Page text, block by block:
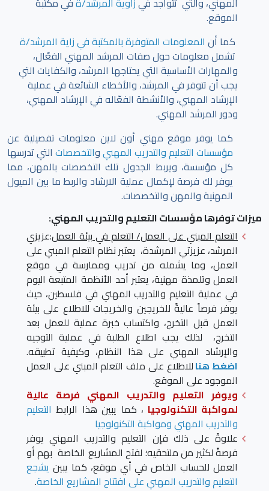
الموقع.
كما أن المعلومات المتوفرة بالمكتبة في زاية المرشد/ة
تشمل معلومات حول صفات المرشد المهني الفعّال،
والمهارات الأساسية التي يحتاجها المرشد، والكفايات التي
يجب أن تتوفر في المرشد، والأخطاء الشائعة في عملية
الإرشاد المهني، والأنشطة الفعّاله في الإرشاد المهني،
ودور المرشد المهني.
كما يوفر موقع مهني أون لاين معلومات تفصيلية عن
مؤسسات التعليم والتدريب المهنيوالتخصصات التي تدرسها
كل مؤسسة، ويربط الجدول تلك التخصصات بالمهن، مما
يوفر لك فرصة لإكمال عملية الارشاد والربط ما بين الميول
المهنية والمهن والتخصصات.
ميزات توفرها مؤسسات التعليم والتدريب المهني:
التعلم المبني على العمل/ التعلم في بيئة العمل:عزيزي
المرشد، عزيزتي المرشدة، يعتبر نظام التعلم المبني على
العمل، وما يشمله من تدريب وممارسة في موقع
العمل وتلمذة مهنية، يعتبر أحد الأنظمة المتبعة اليوم
في عملية التعليم والتدريب المهني في فلسطين، حيث
يوفر فرصاً عاليةً للخريجين والخريجات للاطلاع على بيئة
العمل قبل التخرج، واكتساب خبرة عملية للعمل بعد
التخرج، لذلك يجب اطلاع الطلبة في عملية التوجيه
والإرشاد المهني على هذا النظام، وكيفية تطبيقه.
اضغط هناللاطلاع على ملف التعلم المبني على العمل
الموجود على الموقع.
ويوفر التعليم والتدريب المهني فرصة عالية
لمواكبة التكنولوجيا ، كما يبين هذا الرابط التعليم
والتدريب المهني ومواكبة التكنولوجيا
علاوةً على ذلك فإن التعليم والتدريب المهني يوفر
فرصةً لكثير من ملتحقيه؛ لفتح المشاريع الخاصة بهم أو
العمل للحساب الخاص في أي موقع، كما يبين يشجع
التعليم والتدريب المهني على افتتاح المشاريع الخاصة.